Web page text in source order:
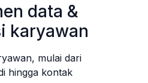
data &
karyawan
mulai dari
hingga kontak